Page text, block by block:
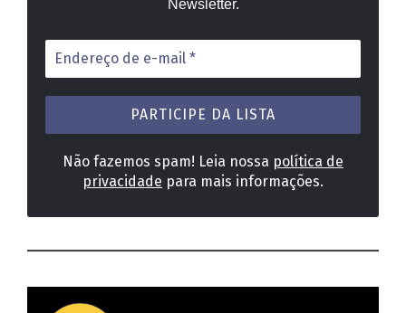
Newsletter.
Endereço
de
e-
mail
Não fazemos spam! Leia nossa política de
privacidade para mais informações.